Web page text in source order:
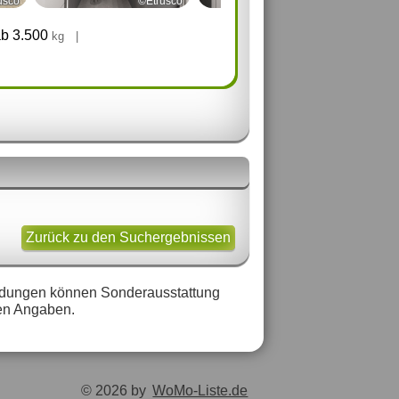
3.500 kg
Zurück zu den Suchergebnissen
können Sonderausstattung
Angaben.
© 2026 by WoMo-Liste.de